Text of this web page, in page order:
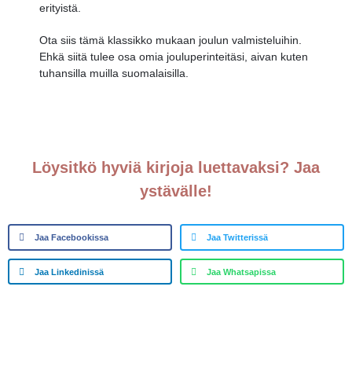
erityistä.
Ota siis tämä klassikko mukaan joulun valmisteluihin.
Ehkä siitä tulee osa omia jouluperinteitäsi, aivan kuten
tuhansilla muilla suomalaisilla.
Löysitkö hyviä kirjoja luettavaksi? Jaa
ystävälle!
Jaa Facebookissa Jaa Twitterissä
Jaa Linkedinissä Jaa Whatsapissa